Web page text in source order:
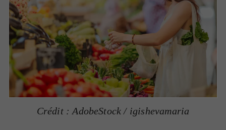
Crédit : AdobeStock / igishevamaria